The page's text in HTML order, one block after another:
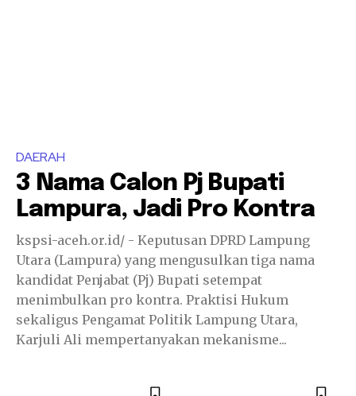
DAERAH
3 Nama Calon Pj Bupati
Lampura, Jadi Pro Kontra
kspsi-aceh.or.id/ - Keputusan DPRD Lampung
Utara (Lampura) yang mengusulkan tiga nama
kandidat Penjabat (Pj) Bupati setempat
menimbulkan pro kontra. Praktisi Hukum
sekaligus Pengamat Politik Lampung Utara,
Karjuli Ali mempertanyakan mekanisme...